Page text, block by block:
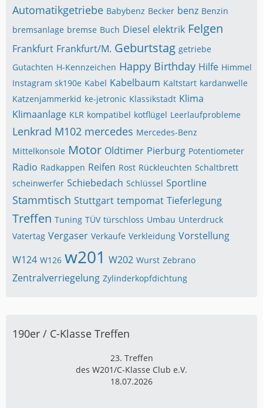
Automatikgetriebe Babybenz Becker benz Benzin
bremsanlage bremse Buch Diesel elektrik Felgen
Frankfurt Frankfurt/M. Geburtstag getriebe
Gutachten H-Kennzeichen Happy Birthday Hilfe Himmel
Instagram sk190e Kabel Kabelbaum Kaltstart kardanwelle
Katzenjammerkid ke-jetronic Klassikstadt Klima
Klimaanlage KLR kompatibel kotflügel Leerlaufprobleme
Lenkrad M102 mercedes Mercedes-Benz
Mittelkonsole Motor Oldtimer Pierburg Potentiometer
Radio Radkappen Reifen Rost Rückleuchten Schaltbrett
scheinwerfer Schiebedach Schlüssel Sportline
Stammtisch Stuttgart tempomat Tieferlegung
Treffen Tuning TÜV türschloss Umbau Unterdruck
Vatertag Vergaser Verkaufe Verkleidung Vorstellung
W124 W126 w201 W202 Wurst Zebrano
Zentralverriegelung Zylinderkopfdichtung
190er / C-Klasse Treffen
23. Treffen
des W201/C-Klasse Club e.V.
18.07.2026